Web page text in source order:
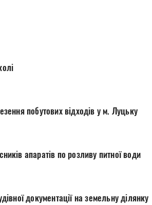
побутових відходів у м. Луцьку
апаратів по розливу питної води
документації на земельну ділянку